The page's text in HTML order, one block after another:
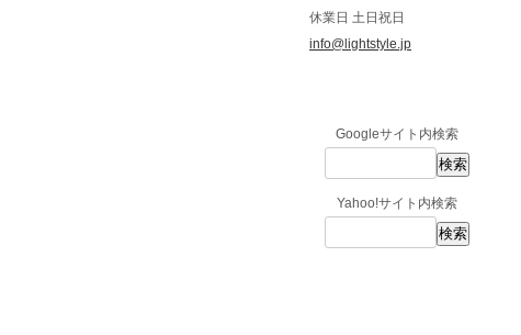
休業日 土日祝日
info@lightstyle.jp
Googleサイト内検索
Yahoo!サイト内検索